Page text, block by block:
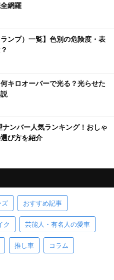
網羅
ランプ）一覧】色別の危険度・表
キロオーバーで光る？光らせた
ナンバー人気ランキング！おしゃ
び方を紹介
ズ おすすめ記事
ク 芸能人・有名人の愛車
推し車 コラム